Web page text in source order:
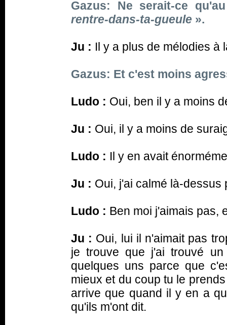
Gazus: Ne serait-ce
rentre-dans-ta-gueule ».
Ju : Il y a plus de mélodies à
Gazus: Et c'est moins
Ludo : Oui, ben il y a moins
Ju : Oui, il y a moins de
Ludo : Il y en avait
Ju : Oui, j'ai calmé là-dessus
Ludo : Ben moi j'aimais pas,
Ju : Oui, lui il n'aimait pas
je trouve que j'ai trouvé un
quelques uns parce que
mieux et du coup tu le
arrive que quand il y en a
qu'ils m'ont dit.